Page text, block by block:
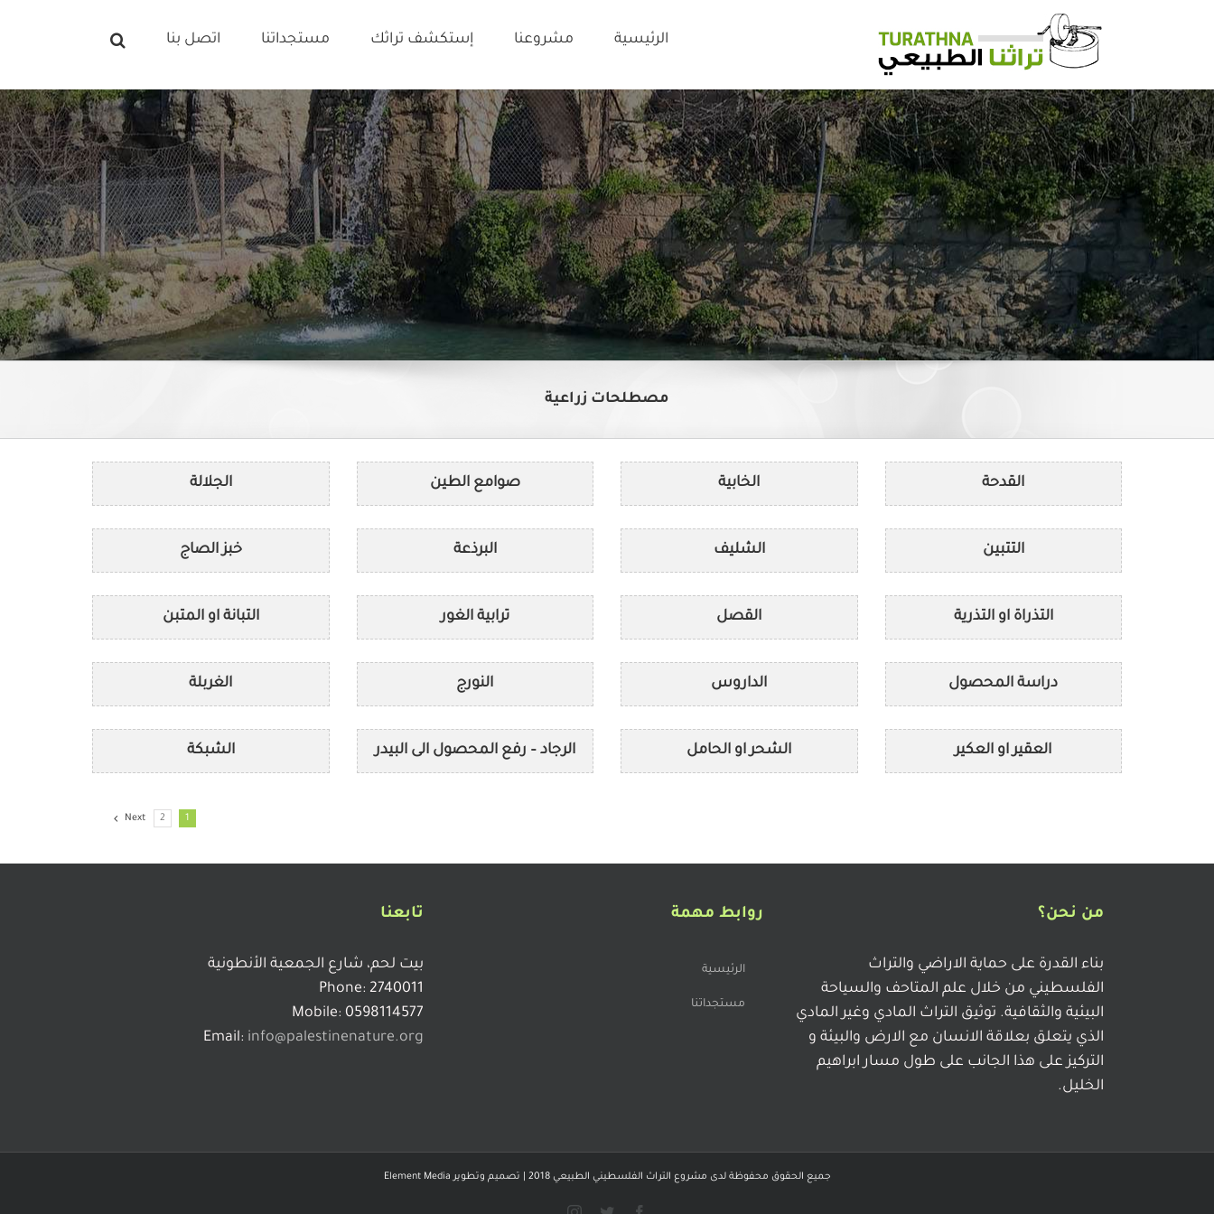
الرئيسية مشروعنا إستكشف تراثك مستجداتنا اتصل بنا
مصطلحات زراعية
الجلالة صوامع الطين الخابية القدحة
خبز الصاج البرذعة الشليف التتبين
التبانة او المتبن ترابية الغور القصل التذراة او التذرية
الغربلة النورج الداروس دراسة المحصول
الشبكة الرجاد – رفع المحصول الى البيدر الشحر او الحامل العقير او العكير
1
2
Next
من نحن؟
بناء القدرة على حماية الاراضي والتراث
الفلسطيني من خلال علم المتاحف والسياحة
البيئية والثقافية. توثيق التراث المادي وغير المادي
الذي يتعلق بعلاقة الانسان مع الارض والبيئة و
التركيز على هذا الجانب على طول مسار ابراهيم
الخليل.
روابط مهمة
الرئيسية
مستجداتنا
تابعنا
بيت لحم، شارع الجمعية الأنطونية
Phone: 2740011
Mobile: 0598114577
Email: info@palestinenature.org
جميع الحقوق محفوظة لدى مشروع التراث الفلسطيني الطبيعي 2018 | تصميم وتطوير Element Media